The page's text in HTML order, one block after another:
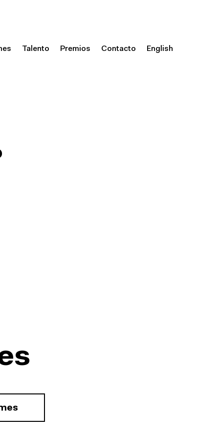
Talento Premios Contacto English